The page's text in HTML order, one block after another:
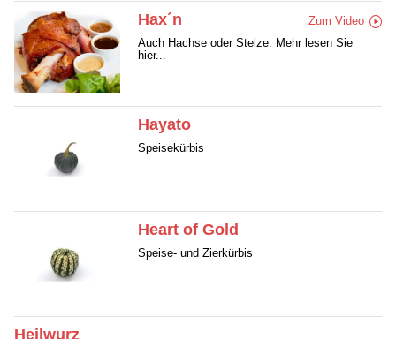
Zum Video
Hax´n
Auch Hachse oder Stelze. Mehr lesen Sie
hier...
Hayato
Speisekürbis
Heart of Gold
Speise- und Zierkürbis
Heilwurz